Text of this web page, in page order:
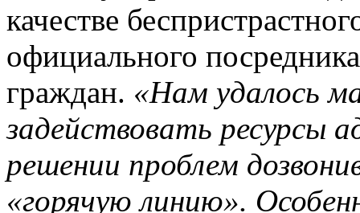
качестве
официального
граждан. «Нам удалось
задействовать ресурсы
решении проблем
«горячую линию».